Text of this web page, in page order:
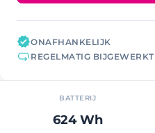
ONAFHANKELIJK
REGELMATIG BIJGEWERKT
BATTERIJ
624 Wh